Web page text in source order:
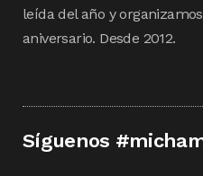
leída del año y
aniversario. Desde 2012.
Síguenos